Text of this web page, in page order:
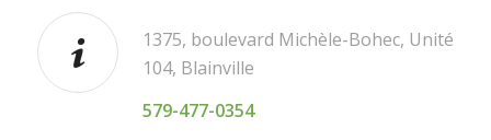
1375, boulevard Michèle-Bohec, Unité
104, Blainville
579-477-0354